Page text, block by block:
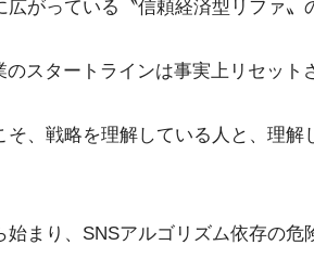
がっている〝信頼経済型リファ〟
スタートラインは事実上リセット
そ、戦略を理解している人と、理解
まり、SNSアルゴリズム依存の危